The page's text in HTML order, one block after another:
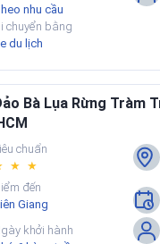
mục này. Nếu cần,
nhu cầu
chuyển bằng
du lịch
Bà Lụa Rừng Tràm
chuẩn
★ ★
đến
Giang
khởi hành